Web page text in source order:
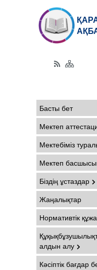
Басты бет
Мектеп
Мектебіміз
Мектеп
Біздің ұстаздар
Жаңалықтар
Нормативтік
алдын алу
Кәсіптік бағдар